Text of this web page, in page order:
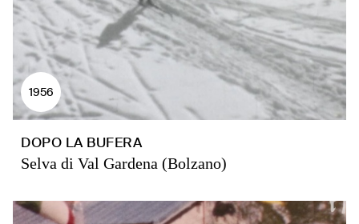
1956
DOPO LA BUFERA
Selva di Val Gardena (Bolzano)